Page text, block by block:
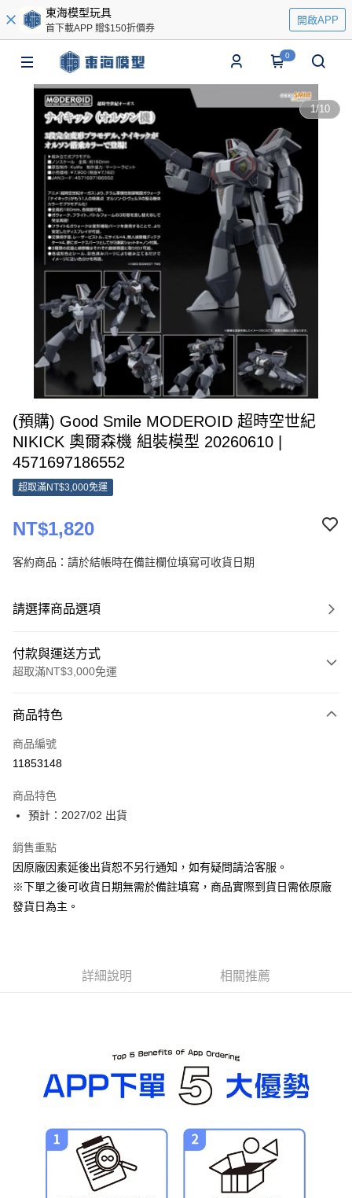
東海模型玩具
首下載APP 贈$150折價券
開啟APP
0
1/10
(預購) Good Smile MODEROID 超時空世紀
NIKICK 奧爾森機 組裝模型 20260610 |
4571697186552
超取滿NT$3,000免運
NT$1,820
客約商品：請於結帳時在備註欄位填寫可收貨日期
請選擇商品選項
付款與運送方式
超取滿NT$3,000免運
信用卡一次付款
超商取貨付款
ATM付款
運送方式
預購-全家取貨付款(舊)
預購-7-11取貨付款(舊)
每筆NT$90，滿NT$3,000(含以上)免運費
預購-宅配(舊)
每筆NT$120，滿NT$3,000(含以上)免運費
預購-宅配(離島)(舊)
每筆NT$160，滿NT$3,000(含以上)免運費
東海門市自取，需自備購物袋取貨唷。
商品特色
商品編號
11853148
商品特色
預計：2027/02 出貨
銷售重點
因原廠因素延後出貨恕不另行通知，如有疑問請洽客服。
※下單之後可收貨日期無需於備註填寫，商品實際到貨日需依原廠
發貨日為主。
詳細說明 相關推薦